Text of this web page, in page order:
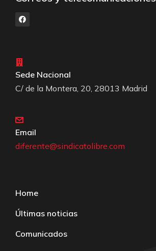
Sede Nacional
C/ de la Montera, 20, 28013 Madrid
Email
diferente@sindicatolibre.com
Home
Últimas noticias
Comunicados